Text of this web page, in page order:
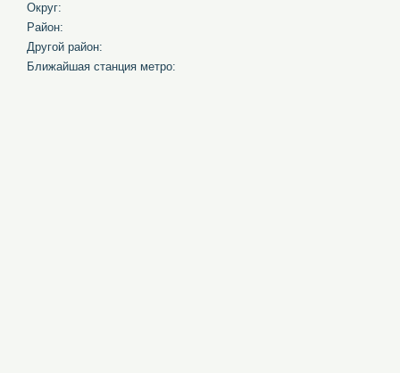
Округ:
Район:
Другой район:
Ближайшая станция метро: